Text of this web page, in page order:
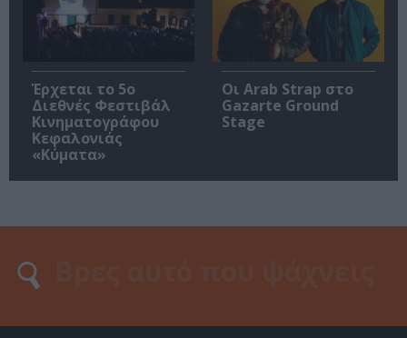
Έρχεται το 5ο
Διεθνές Φεστιβάλ
Κινηματογράφου
Κεφαλονιάς
«Κύματα»
Οι Arab Strap στο
Gazarte Ground
Stage